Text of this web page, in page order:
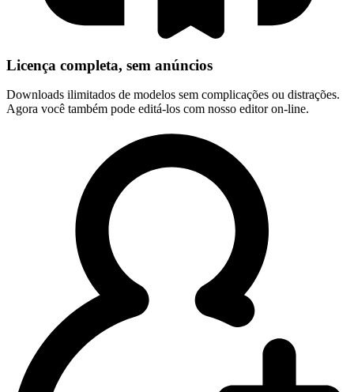
Licença completa, sem anúncios
Downloads ilimitados de modelos sem complicações ou distrações.
Agora você também pode editá-los com nosso editor on-line.